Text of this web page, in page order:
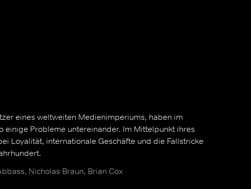
eines weltweiten Medienimperiums, haben im
einige Probleme untereinander. Im Mittelpunkt ihres
Loyalität, internationale Geschäfte und die Fallstricke
Nicholas Braun, Brian Cox